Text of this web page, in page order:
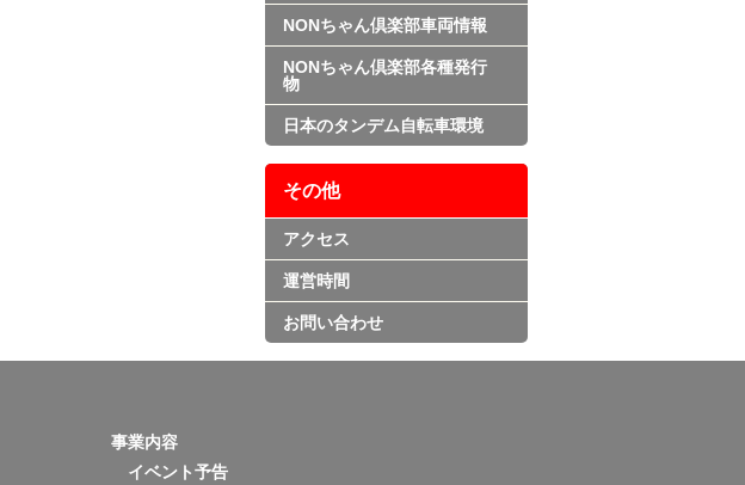
NONちゃん倶楽部車両情報
NONちゃん倶楽部各種発行
物
日本のタンデム自転車環境
その他
アクセス
運営時間
お問い合わせ
事業内容
イベント予告